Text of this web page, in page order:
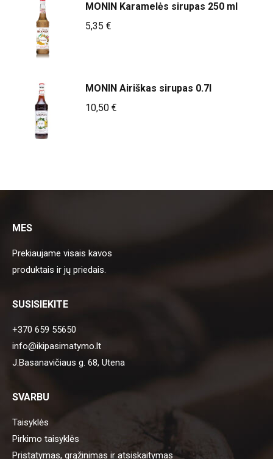
MONIN Karamelės sirupas 250 ml
5,35 €
MONIN Airiškas sirupas 0.7l
10,50 €
MES
Prekiaujame visais kavos
produktais ir jų priedais.
SUSISIEKITE
+370 659 55650
info@ikipasimatymo.lt
J.Basanavičiaus g. 68, Utena
SVARBU
Taisyklės
Pirkimo taisyklės
Pristatymas, grąžinimas ir atsiskaitymas